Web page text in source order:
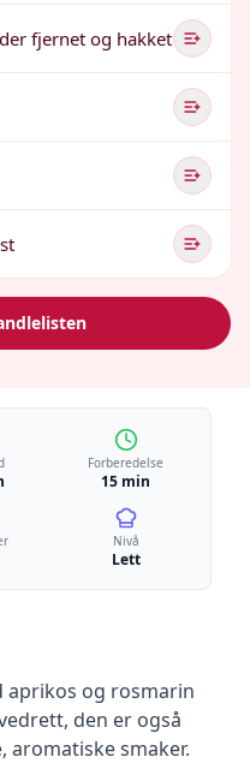
fjernet og hakket
Forberedelse
15 min
Nivå
Lett
aprikos og rosmarin
den er også
aromatiske smaker.